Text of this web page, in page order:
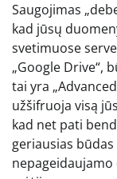
Saugojimas
kad jūsų
svetimuose
„Google Drive“,
tai yra
užšifruoja visą
kad net pati
geriausias